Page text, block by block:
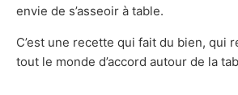
envie de s’asseoir à table.
C’est une recette qui fait du bien, qui
tout le monde d’accord autour de la